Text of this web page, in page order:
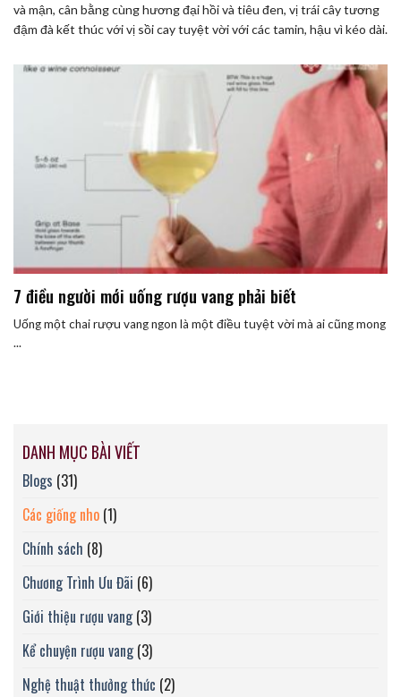
và mận, cân bằng cùng hương đại hồi và tiêu đen, vị trái cây tương
đậm đà kết thúc với vị sồi cay tuyệt vời với các tamin, hậu vì kéo dài.
7 điều người mới uống rượu vang phải biết
Uống một chai rượu vang ngon là một điều tuyệt vời mà ai cũng mong
...
DANH MỤC BÀI VIẾT
Blogs (31)
Các giống nho (1)
Chính sách (8)
Chương Trình Ưu Đãi (6)
Giới thiệu rượu vang(3)
Kể chuyện rượu vang(3)
Nghệ thuật thưởng thức (2)